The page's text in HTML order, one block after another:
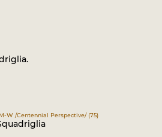
W /Centennial Perspective/ (75)